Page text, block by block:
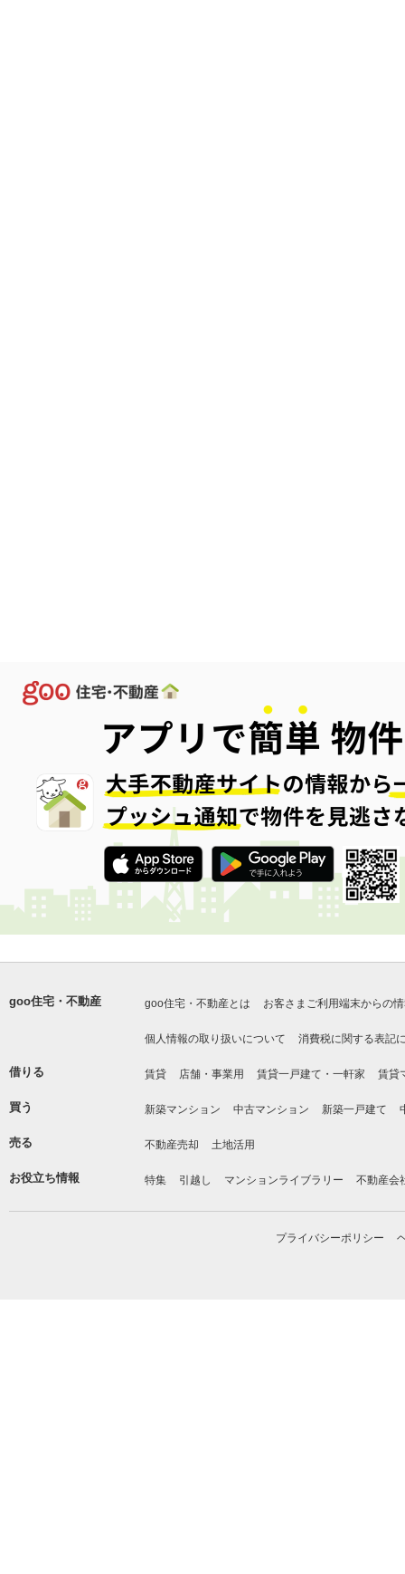
goo住宅・不動産 goo住宅・不動産とは お客さまご利用端末からの
個人情報の取り扱いについて 消費税に関する表記
借りる 賃貸 店舗・事業用 賃貸一戸建て・一軒家 賃貸
買う 新築マンション 中古マンション 新築一戸建て
売る 不動産売却 土地活用
お役立ち情報 特集 引越し マンションライブラリー 不動産会
プライバシーポリシー